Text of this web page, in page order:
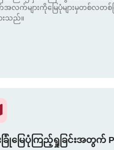
အလက်များကိုမြေပုံများမှတစ်လတစ်
းသည်။
ြုံမြေပုံကြည့်ရှုခြင်းအတွက်